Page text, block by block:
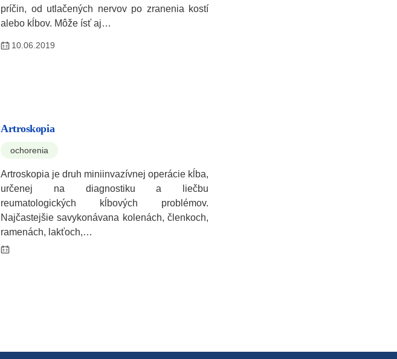
príčin, od utlačených nervov po zranenia kostí
alebo kĺbov. Môže ísť aj…
10.06.2019
Artroskopia
ochorenia
Artroskopia je druh miniinvazívnej operácie kĺba,
určenej na diagnostiku a liečbu
reumatologických kĺbových problémov.
Najčastejšie savykonávana kolenách, členkoch,
ramenách, lakťoch,…